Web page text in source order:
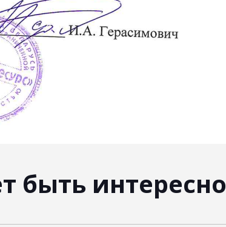
быть интересно